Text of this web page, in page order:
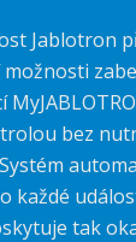
Jablotron
bez
každé
tak